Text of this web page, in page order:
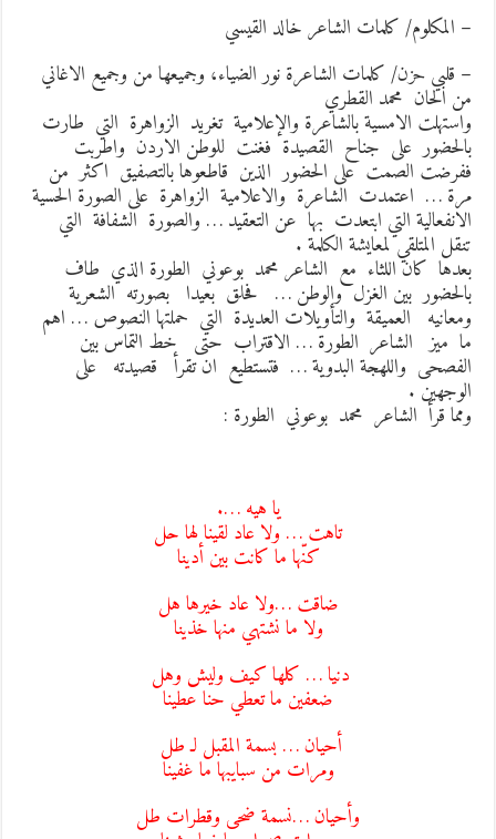
المكلوم/ كلمات الشاعر خالد القيسي
قلبي حزن/ كلمات الشاعرة نور الضياء، وجميعها من وجميع الاغاني
الحان محمد القطري
الامسية بالشاعرة والإعلامية تغريد الزواهرة التي طارت
على جناح القصيدة فغنت للوطن الاردن واطربت
الصمت على الحضور الذين قاطعوها بالتصفيق اكثر من
… اعتمدت الشاعرة والاعلامية الزواهرة على الصورة الحسية
التي ابتعدت بها عن التعقيد … والصورة الشفافة التي
المتلقي لمعايشة الكلمة .
كان اللثاء مع الشاعر محمد بوعوني الطورة الذي طاف
بين الغزل والوطن … فحلق بعيدا بصورته الشعرية
العميقة والتأويلات العديدة التي حملتها النصوص … اهم
ميز الشاعر الطورة … الاقتراب حتى خط التماس بين
واللهجة البدوية … فتستطيع ان تقرأ قصيدته على
.
قرأ الشاعر محمد بوعوني الطورة :
يا هيه ….
تاهت … ولا عاد لقينا لها حل
كنّها ما كانت بين أدينا
ضاقت …ولا عاد خيرها هل
ولا ما نشتهي منها خذينا
دنيا … كلها كيف وليش وهل
ضعفين ما تعطي حنا عطينا
أحيان … بسمة المقبل لـ طل
ومرات من سبايبها ما غفينا
وأحيان …نسمة ضحى وقطرات طل